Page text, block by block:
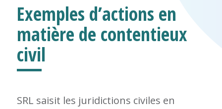
Exemples d’actions en
matière de contentieux
civil
SRL saisit les juridictions civiles en